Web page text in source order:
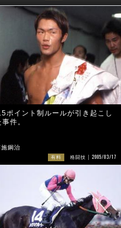
ポイント制ルールが引き起こし
事件。
施鋼治
有料 格闘技 2005/03/17